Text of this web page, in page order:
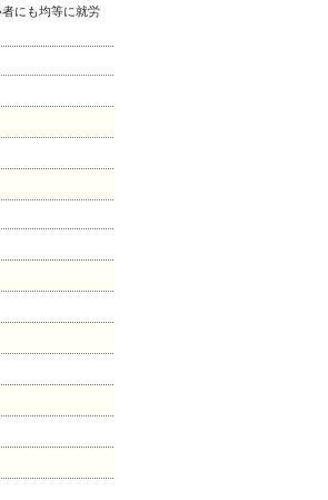
にも均等に就労